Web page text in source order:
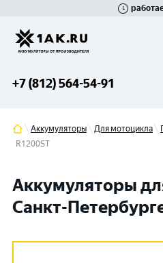
+7 (812) 564-54-91
Аккумуляторы Для мотоцикла
R1200ST
Аккумуляторы
Санкт-
Гатчина